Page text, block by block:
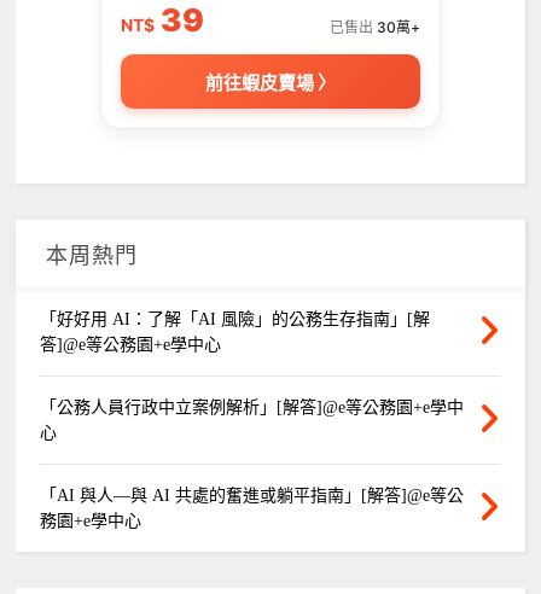
NT$ 39 已售出 30萬+
前往蝦皮賣場 〉
本周熱門
「好好用 AI：了解「AI 風險」的公務生存指南」[解
答]@e等公務園+e學中心
「公務人員行政中立案例解析」[解答]@e等公務園+e學中
心
「AI 與人—與 AI 共處的奮進或躺平指南」[解答]@e等公
務園+e學中心